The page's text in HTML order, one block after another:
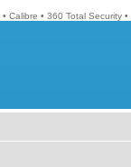
• Calibre • 360 Total Security •